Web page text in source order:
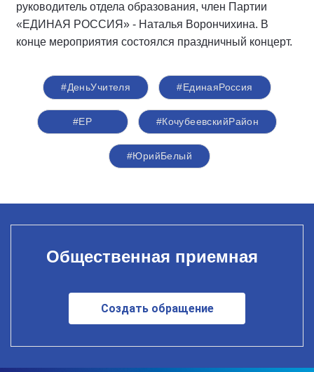
руководитель отдела образования, член Партии
«ЕДИНАЯ РОССИЯ» - Наталья Ворончихина. В
конце мероприятия состоялся праздничный концерт.
#ДеньУчителя #ЕдинаяРоссия
#ЕР #КочубеевскийРайон
#ЮрийБелый
Общественная приемная
Создать обращение